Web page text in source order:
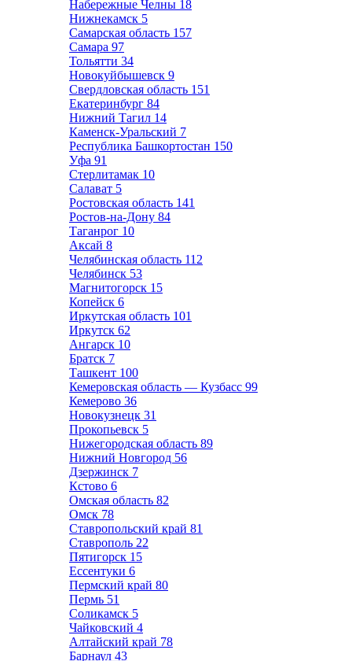
Набережные Челны 18
Нижнекамск 5
Самарская область 157
Самара 97
Тольятти 34
Новокуйбышевск 9
Свердловская область 151
Екатеринбург 84
Нижний Тагил 14
Каменск-Уральский 7
Республика Башкортостан 150
Уфа 91
Стерлитамак 10
Салават 5
Ростовская область 141
Ростов-на-Дону 84
Таганрог 10
Аксай 8
Челябинская область 112
Челябинск 53
Магнитогорск 15
Копейск 6
Иркутская область 101
Иркутск 62
Ангарск 10
Братск 7
Ташкент 100
Кемеровская область — Кузбасс 99
Кемерово 36
Новокузнецк 31
Прокопьевск 5
Нижегородская область 89
Нижний Новгород 56
Дзержинск 7
Кстово 6
Омская область 82
Омск 78
Ставропольский край 81
Ставрополь 22
Пятигорск 15
Ессентуки 6
Пермский край 80
Пермь 51
Соликамск 5
Чайковский 4
Алтайский край 78
Барнаул 43